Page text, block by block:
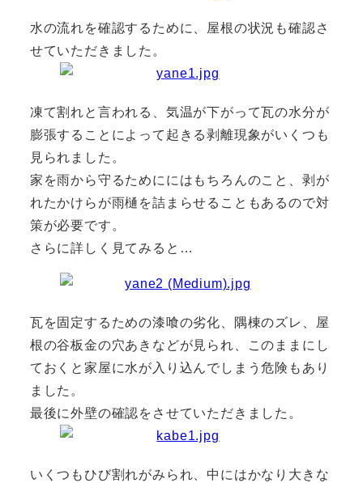
水の流れを確認するために、屋根の状況も確認さ
せていただきました。
凍て割れと言われる、気温が下がって瓦の水分が
膨張することによって起きる剥離現象がいくつも
見られました。
家を雨から守るためににはもちろんのこと、剥が
れたかけらが雨樋を詰まらせることもあるので対
策が必要です。
さらに詳しく見てみると…
瓦を固定するための漆喰の劣化、隅棟のズレ、屋
根の谷板金の穴あきなどが見られ、このままにし
ておくと家屋に水が入り込んでしまう危険もあり
ました。
最後に外壁の確認をさせていただきました。
いくつもひび割れがみられ、中にはかなり大きな